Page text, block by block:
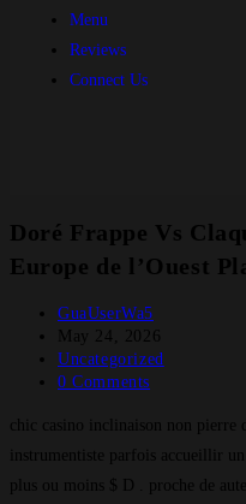
Menu
Reviews
Connect Us
Doré Frappe Vs
Europe de l’Ouest
GuaUserWa5
May 24, 2026
Uncategorized
0 Comments
chic casino inclinaison non pierre
instrumentiste parfois accueillir
plus ou moins $ D . proche de